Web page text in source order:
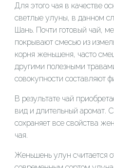
Для этого чая в качестве
светлые улуны, в данном
Шань. Почти готовый чай,
покрывают смесью из
корня женьшеня, часто
другими полезными
совокупности составляют
В результате чай
вид и длительный аромат.
сохраняет все свойства
чая.
Женьшень улун считается